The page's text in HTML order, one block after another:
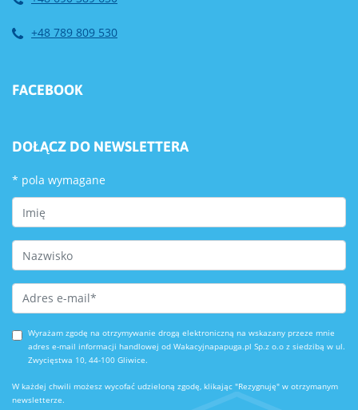
+48 789 809 530
FACEBOOK
DOŁĄCZ DO NEWSLETTERA
* pola wymagane
First Name
Last Name
Email Address*
Wyrażam zgodę na otrzymywanie drogą elektroniczną na wskazany przeze mnie
adres e-mail informacji handlowej od Wakacyjnapapuga.pl Sp.z o.o z siedzibą w ul.
Zwycięstwa 10, 44-100 Gliwice.
W każdej chwili możesz wycofać udzieloną zgodę, klikając "Rezygnuję" w otrzymanym
newsletterze.